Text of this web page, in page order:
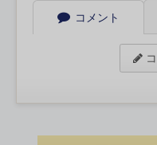
コメント